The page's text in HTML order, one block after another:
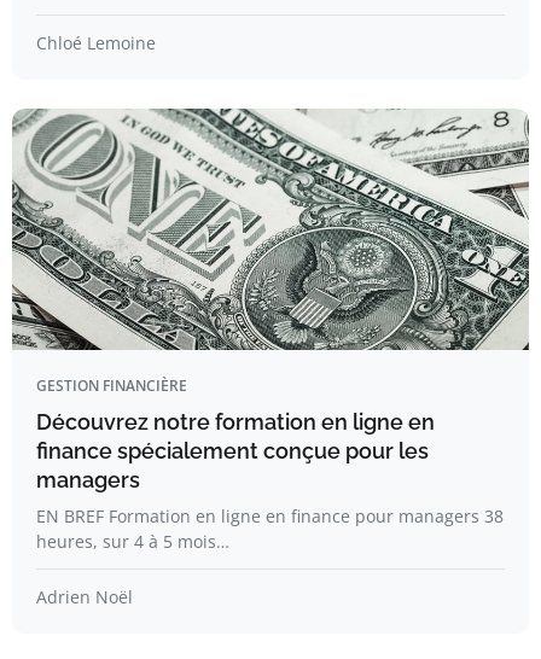
Chloé Lemoine
GESTION FINANCIÈRE
Découvrez notre formation en ligne en
finance spécialement conçue pour les
managers
EN BREF Formation en ligne en finance pour managers 38
heures, sur 4 à 5 mois…
Adrien Noël